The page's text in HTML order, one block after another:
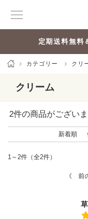
定期送料無
カテゴリー クリ
クリーム
2件の商品がございま
新着順
1～2件（全2件）
《 前